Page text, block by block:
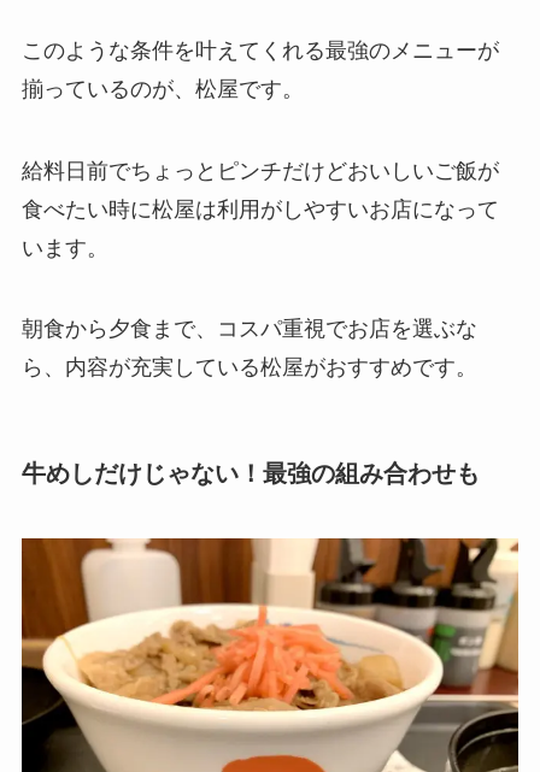
このような条件を叶えてくれる最強のメニューが
揃っているのが、松屋です。
給料日前でちょっとピンチだけどおいしいご飯が
食べたい時に松屋は利用がしやすいお店になって
います。
朝食から夕食まで、コスパ重視でお店を選ぶな
ら、内容が充実している松屋がおすすめです。
牛めしだけじゃない！最強の組み合わせも